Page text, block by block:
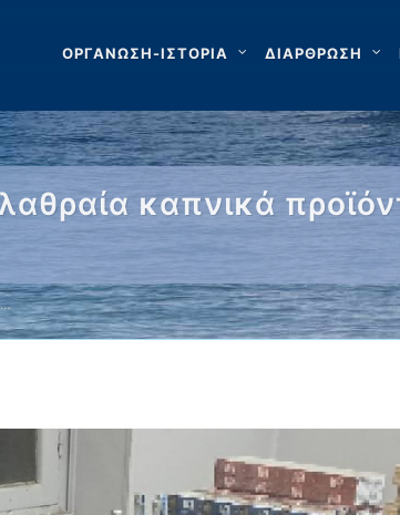
ΟΡΓΑΝΩΣΗ-ΙΣΤΟΡΙΑ ΔΙΑΡΘΡΩΣΗ
καπνικά
…